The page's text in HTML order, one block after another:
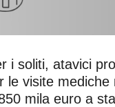
i soliti, atavici
le visite
mila euro a